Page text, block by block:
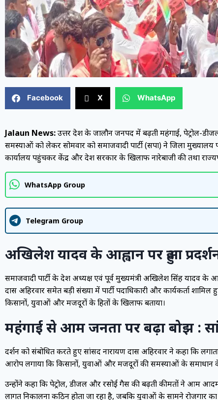
Facebook X WhatsApp
Jalaun News:उत्तर प्रदेश के जालौन जनपद में बढ़ती महंगाई, पेट्रोल-
समस्याओं को लेकर सोमवार को समाजवादी पार्टी (सपा) ने जिला मुख्यालय पर
कार्यालय पहुंचकर केंद्र और प्रदेश सरकार के खिलाफ नारेबाजी की तथा
WhatsApp Group
Telegram Group
अखिलेश यादव के आह्वान पर हुआ
समाजवादी पार्टी के प्रदेश अध्यक्ष एवं पूर्व मुख्यमंत्री अखिलेश सिंह यादव के
दास अहिरवार समेत बड़ी संख्या में पार्टी पदाधिकारी और कार्यकर्ता
किसानों, युवाओं और मजदूरों के हितों के खिलाफ बताया।
महंगाई से आम जनता पर बढ़ा बोझ :
प्रदर्शन को संबोधित करते हुए सांसद नारायण दास अहिरवार ने कहा कि
आरोप लगाया कि किसानों, युवाओं और मजदूरों की समस्याओं के समाधान के
उन्होंने कहा कि पेट्रोल, डीजल और रसोई गैस की बढ़ती कीमतों ने आम
लागत निकालना कठिन होता जा रहा है, जबकि युवाओं के सामने रोजगार का